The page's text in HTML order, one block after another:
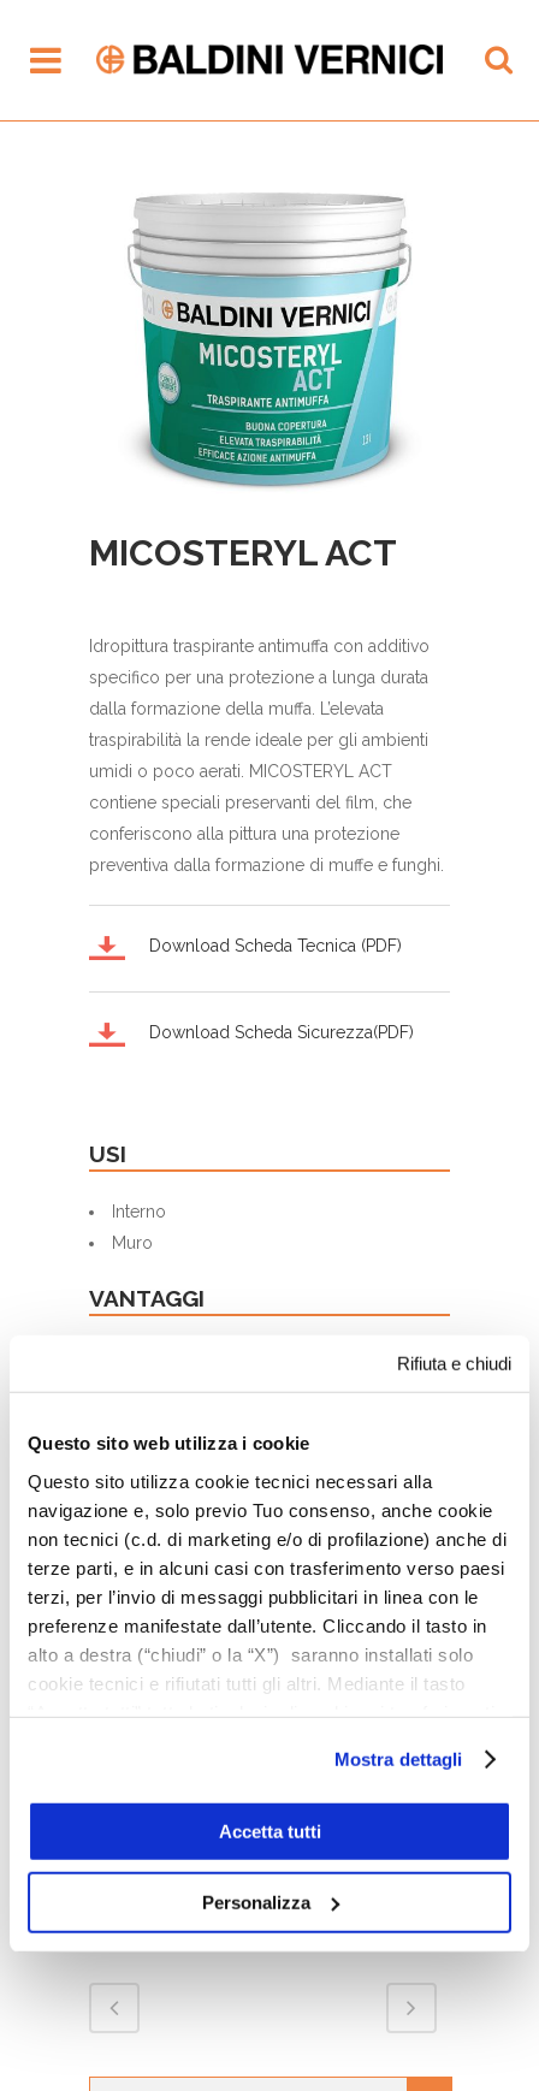
Rifiuta e chiudi
Questo sito web utilizza i cookie
Questo sito utilizza cookie tecnici necessari alla
navigazione e, solo previo Tuo consenso, anche cookie
non tecnici (c.d. di marketing e/o di profilazione) anche di
terze parti, e in alcuni casi con trasferimento verso paesi
terzi, per l’invio di messaggi pubblicitari in linea con le
preferenze manifestate dall’utente. Cliccando il tasto in
alto a destra (“chiudi” o la “X”) saranno installati solo
cookie tecnici e rifiutati tutti gli altri. Mediante il tasto
conoscere le caratteristiche dei vari cookie utilizzati si
invita a pendere visionecookie policy. In qualsiasi
momento è possibile modificare o revocare i consensi
prestati cliccando su “Personalizza” (anche dopo la tua
Mostra dettagli
Accetta tutti
Personalizza
MICOSTERYL ACT
Idropittura traspirante antimuffa con additivo
specifico per una protezione a lunga durata
dalla formazione della muffa. L’elevata
traspirabilità la rende ideale per gli ambienti
umidi o poco aerati. MICOSTERYL ACT
contiene speciali preservanti del film, che
conferiscono alla pittura una protezione
preventiva dalla formazione di muffe e funghi.
Download Scheda Tecnica (PDF)
Download Scheda Sicurezza(PDF)
USI
Interno
Muro
VANTAGGI
FORMATI/RESA
Formati: 4 l; 13 l
Resa: 12-14 mq/L per mano
BALDINI TECNICOLOR